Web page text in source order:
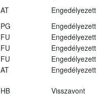
AT
Engedélyezett
PG
Engedélyezett
FU
Engedélyezett
FU
Engedélyezett
FU
Engedélyezett
AT Engedélyezett
HB Visszavont